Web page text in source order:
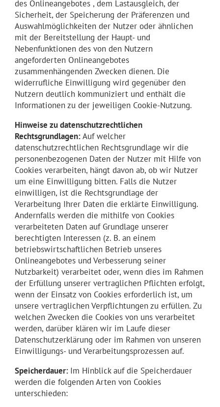
des Onlineangebotes , dem Lastausgleich, der
Sicherheit, der Speicherung der Präferenzen und
Auswahlmöglichkeiten der Nutzer oder ähnlichen
mit der Bereitstellung der Haupt- und
Nebenfunktionen des von den Nutzern
angeforderten Onlineangebotes
zusammenhängenden Zwecken dienen. Die
widerrufliche Einwilligung wird gegenüber den
Nutzern deutlich kommuniziert und enthält die
Informationen zu der jeweiligen Cookie-Nutzung.
Hinweise zu datenschutzrechtlichen
Rechtsgrundlagen:Auf welcher
datenschutzrechtlichen Rechtsgrundlage wir die
personenbezogenen Daten der Nutzer mit Hilfe von
Cookies verarbeiten, hängt davon ab, ob wir Nutzer
um eine Einwilligung bitten. Falls die Nutzer
einwilligen, ist die Rechtsgrundlage der
Verarbeitung Ihrer Daten die erklärte Einwilligung.
Andernfalls werden die mithilfe von Cookies
verarbeiteten Daten auf Grundlage unserer
berechtigten Interessen (z. B. an einem
betriebswirtschaftlichen Betrieb unseres
Onlineangebotes und Verbesserung seiner
Nutzbarkeit) verarbeitet oder, wenn dies im Rahmen
der Erfüllung unserer vertraglichen Pflichten erfolgt,
wenn der Einsatz von Cookies erforderlich ist, um
unsere vertraglichen Verpflichtungen zu erfüllen. Zu
welchen Zwecken die Cookies von uns verarbeitet
werden, darüber klären wir im Laufe dieser
Datenschutzerklärung oder im Rahmen von unseren
Einwilligungs- und Verarbeitungsprozessen auf.
Speicherdauer: Im Hinblick auf die Speicherdauer
werden die folgenden Arten von Cookies
unterschieden: